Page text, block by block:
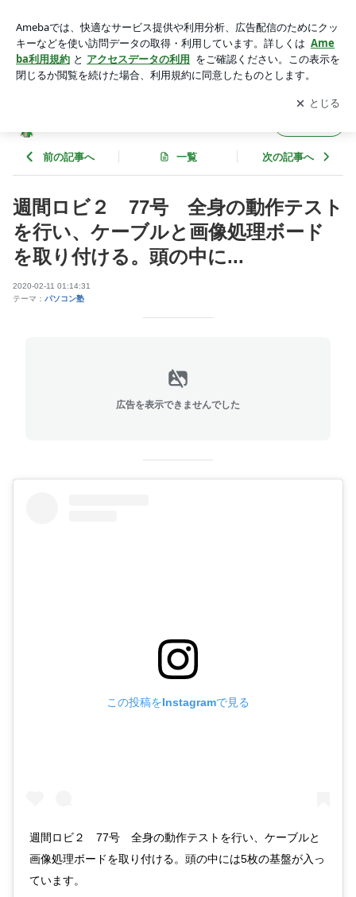
像処理ボードを取り付ける。頭の中に... | ピープルパソコン塾
のブログ
アプリをダウンロードして ブログの更新通知
を受け取りまし
ょう。
開く
前の記事へ 一覧 次の記事へ
週間ロビ２ 77号 全身の動作テスト
を行い、ケーブルと画像処理ボード
を取り付ける。頭の中に...
2020-02-11 01:14:31
テーマ： パソコン塾
広告を表示できませんでした
この投稿をInstagramで見る
週間ロビ２ 77号 全身の動作テストを行い、ケーブルと
画像処理ボードを取り付ける。頭の中には5枚の基盤が入っ
ています。